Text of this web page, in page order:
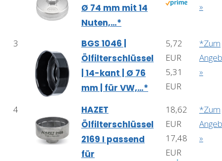
Ø 74 mm mit 14
Nuten,…*
»
3
BGS 1046 |
Ölfilterschlüssel
| 14-kant | Ø 76
mm | für VW,…*
5,72
EUR
5,31
EUR
*Zum
»
4
HAZET
Ölfilterschlüssel
2169 I passend
für
18,62
EUR
17,48
EUR
*Zum
»